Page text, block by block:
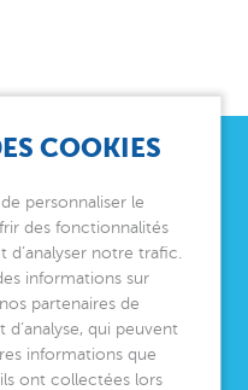
COOKIES
personnaliser le
des fonctionnalités
d’analyser notre trafic.
informations sur
partenaires de
qui peuvent
informations que
ont collectées lors